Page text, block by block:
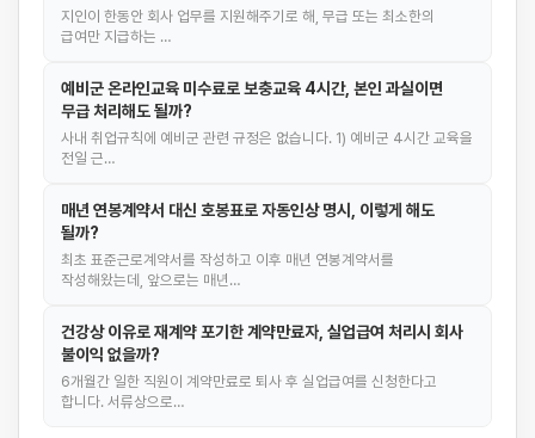
지인이 한동안 회사 업무를 지원해주기로 해, 무급 또는 최소한의
급여만 지급하는 …
예비군 온라인교육 미수료로 보충교육 4시간, 본인 과실이면
무급 처리해도 될까?
사내 취업규칙에 예비군 관련 규정은 없습니다. 1) 예비군 4시간 교육을
전일 근…
매년 연봉계약서 대신 호봉표로 자동인상 명시, 이렇게 해도
될까?
최초 표준근로계약서를 작성하고 이후 매년 연봉계약서를
작성해왔는데, 앞으로는 매년…
건강상 이유로 재계약 포기한 계약만료자, 실업급여 처리시 회사
불이익 없을까?
6개월간 일한 직원이 계약만료로 퇴사 후 실업급여를 신청한다고
합니다. 서류상으로…